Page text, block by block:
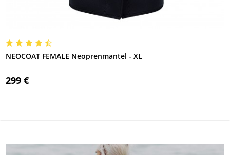
NEOCOAT FEMALE Neoprenmantel - XL
299 €